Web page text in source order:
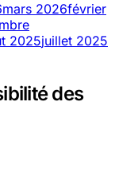
mars 2026février
2025juillet 2025
des